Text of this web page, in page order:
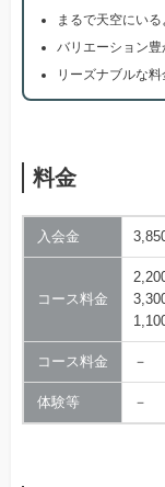
まるで天空にい
バリエーション
リーズナブルな
料金
入会金
コース料金
コース料金 －
体験等 －